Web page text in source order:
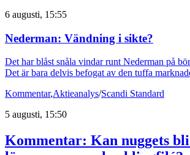
6 augusti, 15:55
Nederman: Vändning i sikte?
Det har blåst snåla vindar runt Nederman på
Det är bara delvis befogat av den tuffa
Kommentar,Aktieanalys/Scandi Standard
5 augusti, 15:50
Kommentar: Kan nuggets